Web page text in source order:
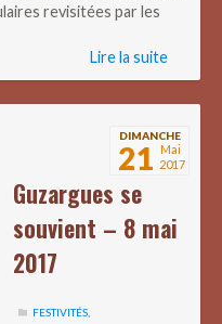
revisitées par les
Lire la suite
DIMANCHE
21 Mai
2017
Guzargues se
souvient – 8 mai
2017
FESTIVITÉS